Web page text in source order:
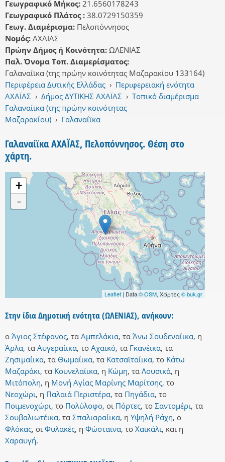
Γεωγραφικό Μήκος: 21.6560178243
Γεωγραφικό Πλάτος : 38.0729150359
Γεωγ. Διαμέρισμα: Πελοπόννησος
Νομός: ΑΧΑΪΑΣ
Πρώην Δήμος ή Κοινότητα: ΩΛΕΝΙΑΣ
Παλ. Όνομα Τοπ. Διαμερίσματος:
Γαλαναίϊκα (της πρώην κοινότητας Μαζαρακίου 133164)
Περιφέρεια Δυτικής Ελλάδας › Περιφερειακή ενότητα
ΑΧΑΪΑΣ › Δήμος ΔΥΤΙΚΗΣ ΑΧΑΪΑΣ › Τοπικό διαμέρισμα
Γαλαναίϊκα (της πρώην κοινότητας
Μαζαρακίου) › Γαλαναίϊκα
Γαλαναίϊκα ΑΧΑΪΑΣ, Πελοπόννησος. Θέση στο
χάρτη.
+
-
Leaflet | Data© OSM, Χάρτες © buk.gr
Στην ίδια Δημοτική ενότητα (ΩΛΕΝΙΑΣ), ανήκουν:
ο Άγιος Στέφανος, τα Αμπελάκια, τα Άνω Σουδεναίικα, η
Άρλα, τα Αυγεραίικα, το Αχαϊκό, τα Γκανέικα, τα
Ζησιμαίικα, τα Θωμαίικα, τα Κατσαϊταίικα, το Κάτω
Μαζαράκι, τα Κουνελαίικα, η Κώμη, τα Λουσικά, η
Μιτόπολη, η Μονή Αγίας Μαρίνης Μαρίτσης, το
Νεοχώρι, η Παλαιά Περιστέρα, τα Πηγάδια, το
Ποιμενοχώρι, το Πολύλοφο, οι Πόρτες, το Σαντομέρι, τα
Σουβαλιωτέικα, τα Σπαλιαραίικα, η Υψηλή Ράχη, ο
Φλόκας, οι Φυλακές, η Φώσταινα, το Χαϊκάλι, και η
Χαραυγή.